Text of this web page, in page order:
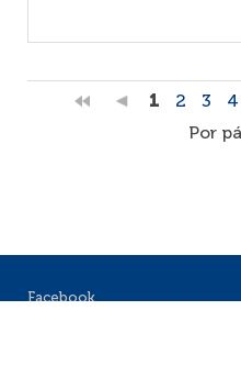
1 2 3 4
Por
Facebook